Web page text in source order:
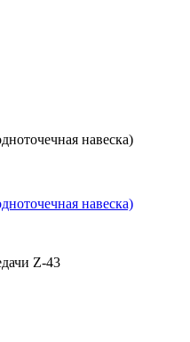
навеска)
навеска)
Z-43